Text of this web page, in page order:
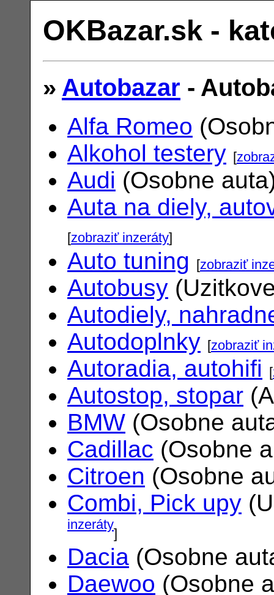
OKBazar.sk -
» Autobazar -
Alfa Romeo
Alkohol testery [
Audi (Osobne
Auta na diely,
[zobraziť inzeráty]
Auto tuning [zobraziť
Autobusy
Autodiely,
Autodoplnky [zobraziť
Autoradia, autohifi [
Autostop, stopar
BMW (Osobne
Cadillac (Osobne
Citroen (Osobne
Combi, Pick upy
inzeráty]
Dacia (Osobne
Daewoo (Osobne